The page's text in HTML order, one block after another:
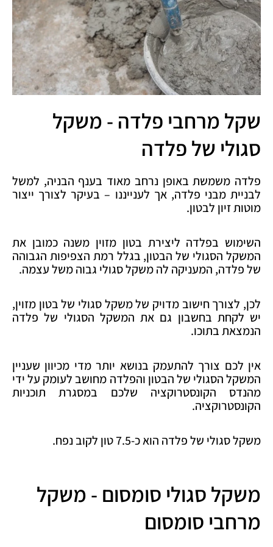
שקל מרחבי פלדה - משקל
סגולי של פלדה
פלדה משמשת באופן נרחב מאוד בענף הבניה, למשל
לבניית מבני פלדה, אך לענייננו – בעיקר לצורך ייצור
מוטות זיון לבטון.
השימוש בפלדה ליצירת בטון מזוין משנה כמובן את
המשקל הסגולי של הבטון, בגלל רמת הצפיפות הגבוהה
של פלדה, המעניקה לה משקל סגולי גבוה משל עצמה.
לכן, לצורך חישוב מדויק של משקל סגולי של בטון מזוין,
יש לקחת בחשבון גם את המשקל הסגולי של פלדה
הנמצאת בתוכו.
אין לכם צורך להתעמק בנושא יותר מדי מכיוון שעניין
המשקל הסגולי של הבטון והפלדה מחושב לעומק על ידי
מהנדס הקונסטרוקציה שלכם במסגרת תוכניות
הקונסטרוקציה.
משקל סגולי של פלדה הוא כ-7.5 טון לקוב נפח.
משקל סגולי סומסום - משקל
מרחבי סומסום